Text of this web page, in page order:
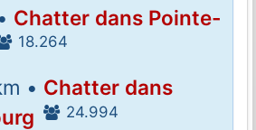
Chatter dans Pointe-
18.264
• Chatter dans
24.994